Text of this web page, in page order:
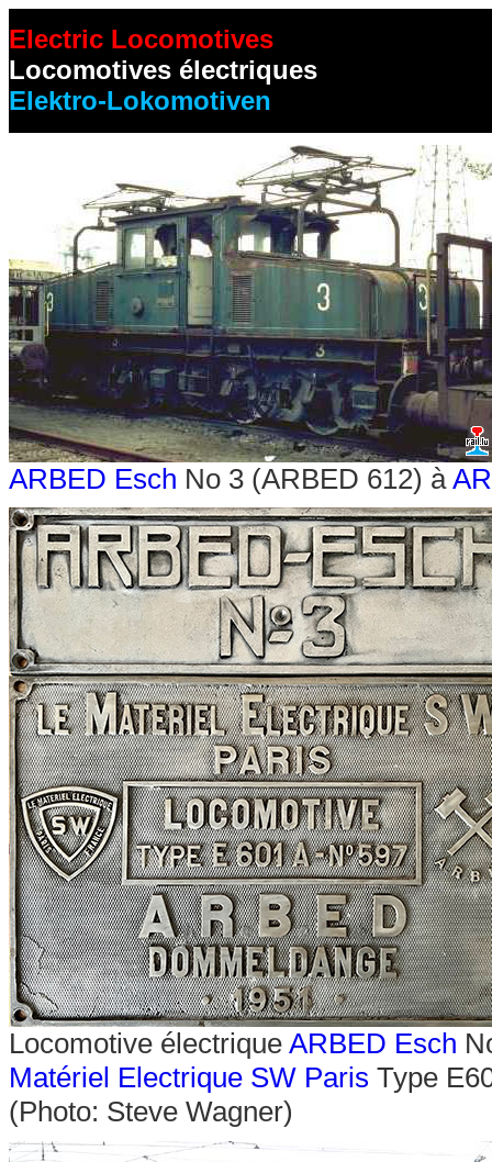
Electric Locomotives
Locomotives électriques
Elektro-Lokomotiven
ARBED Esch No 3 (ARBED 612) à
Locomotive électrique ARBED Esch
Matériel Electrique SW Paris Type
(Photo: Steve Wagner)